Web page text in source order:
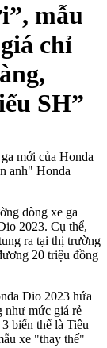
mẫu
chỉ
SH”
mới của Honda
anh" Honda
dòng xe ga
2023. Cụ thể,
ra tại thị trường
20 triệu đồng
Dio 2023 hứa
như mức giá rẻ
biến thể là Tiêu
xe "thay thế"